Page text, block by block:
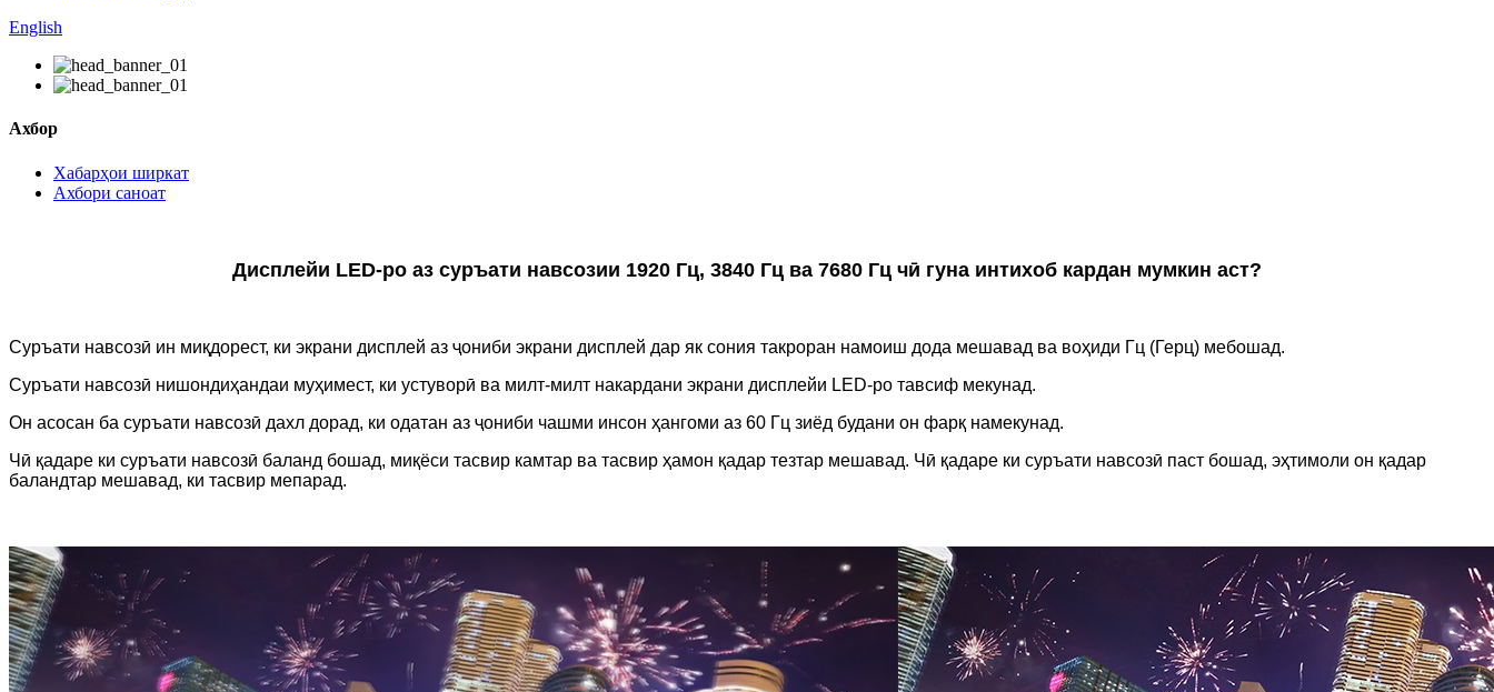
English
Ахбор
Хабарҳои ширкат
Ахбори саноат
Дисплейи LED-ро аз суръати навсозии 1920 Гц, 3840 Гц ва 7680 Гц чӣ гуна интихоб кардан мумкин аст?
Суръати навсозӣ ин миқдорест, ки экрани дисплей аз ҷониби экрани дисплей дар як сония такроран намоиш дода мешавад ва воҳиди Гц (Герц) мебошад.
Суръати навсозӣ нишондиҳандаи муҳимест, ки устуворӣ ва милт-милт накардани экрани дисплейи LED-ро тавсиф мекунад.
Он асосан ба суръати навсозӣ дахл дорад, ки одатан аз ҷониби чашми инсон ҳангоми аз 60 Гц зиёд будани он фарқ намекунад.
Чӣ қадаре ки суръати навсозӣ баланд бошад, миқёси тасвир камтар ва тасвир ҳамон қадар тезтар мешавад. Чӣ қадаре ки суръати навсозӣ паст бошад, эҳтимоли он қадар
баландтар мешавад, ки тасвир мепарад.